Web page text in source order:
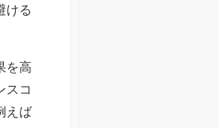
ける
を高
スコ
えば